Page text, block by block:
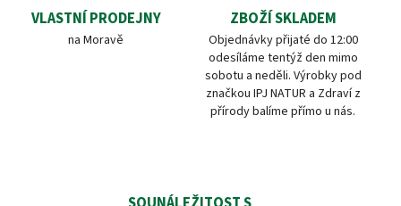
VLASTNÍ PRODEJNY
na Moravě
ZBOŽÍ SKLADEM
Objednávky přijaté do 12:00
odesíláme tentýž den mimo
sobotu a neděli. Výrobky pod
značkou IPJ NATUR a Zdraví z
přírody balíme přímo u nás.